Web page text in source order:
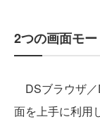
2つの画面モー
DSブラウザ／
面を上手に利用